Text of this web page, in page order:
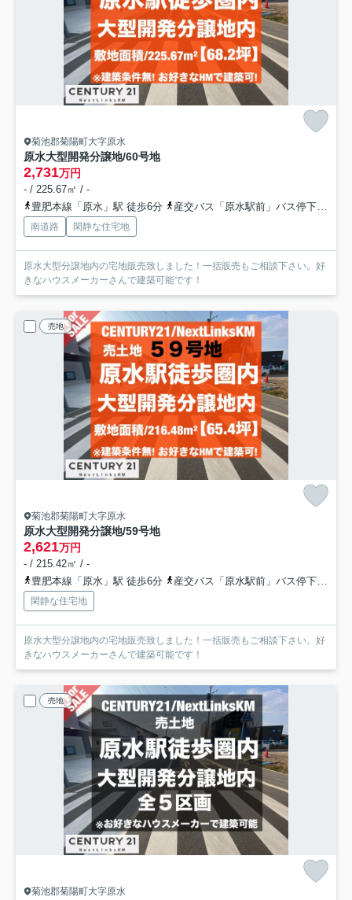
菊池郡菊陽町大字原水
原水大型開発分譲地/60号地
2,731万円
- / 225.67㎡ / -
豊肥本線「原水」駅 徒歩6分
産交バス「原水駅前」バス停下車 徒歩5分
南道路 閑静な住宅地
原水大型分譲地内の宅地販売致しました！一括販売もご相談下さい。好
きなハウスメーカーさんで建築可能です！
売地
菊池郡菊陽町大字原水
原水大型開発分譲地/59号地
2,621万円
- / 215.42㎡ / -
豊肥本線「原水」駅 徒歩6分
産交バス「原水駅前」バス停下車 徒歩5分
閑静な住宅地
原水大型分譲地内の宅地販売致しました！一括販売もご相談下さい。好
きなハウスメーカーさんで建築可能です！
売地
菊池郡菊陽町大字原水